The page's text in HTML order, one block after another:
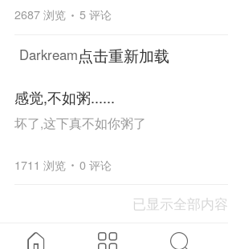
2687 浏览 5 评论
Darkream点击重新加载
感觉,不如粥......
坏了,这下真不如你粥了
1711 浏览 0 评论
已显示全部内容